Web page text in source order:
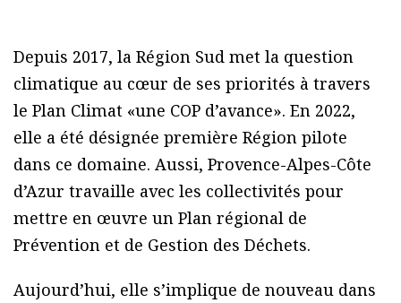
Depuis 2017, la Région Sud met la question
climatique au cœur de ses priorités à travers
le Plan Climat «une COP d’avance». En 2022,
elle a été désignée première Région pilote
dans ce domaine. Aussi, Provence-Alpes-Côte
d’Azur travaille avec les collectivités pour
mettre en œuvre un Plan régional de
Prévention et de Gestion des Déchets.
Aujourd’hui, elle s’implique de nouveau dans